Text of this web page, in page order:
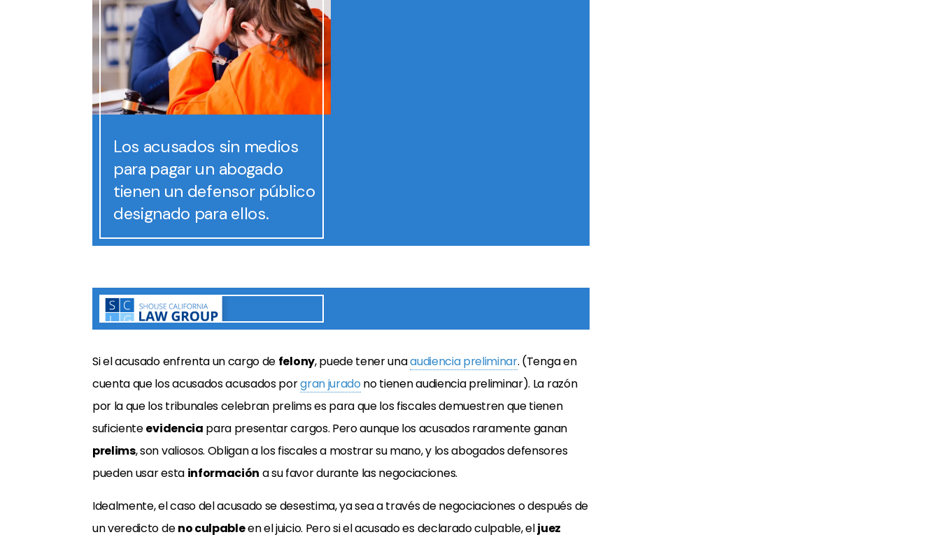
Los acusados sin medios
para pagar un abogado
tienen un defensor público
designado para ellos.
Si el acusado enfrenta un cargo de felony, puede tener unaaudiencia preliminar. (Tenga en
cuenta que los acusadosacusadosporgran jurado no tienen audiencia preliminar). La razón
por la que los tribunales celebran prelims es para que los fiscales demuestren que tienen
suficienteevidencia para presentar cargos. Pero aunque los acusadosraramente ganan
prelims, son valiosos. Obligan a los fiscales a mostrar su mano, y los abogados defensores
pueden usar esta información a su favor durante las negociaciones.
Idealmente, el caso del acusado se desestima, ya sea a través de negociaciones o después de
un veredicto deno culpableen el juicio. Pero si el acusado es declarado culpable, eljuez